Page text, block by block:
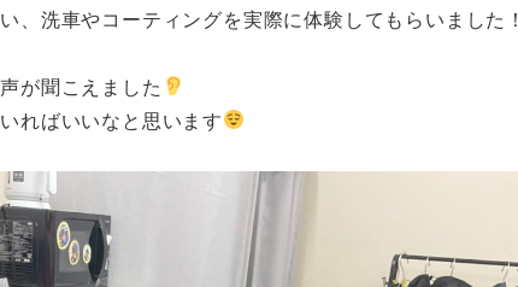
、洗車やコーティングを実際に体験してもらいました！
が聞こえました
ればいいなと思います